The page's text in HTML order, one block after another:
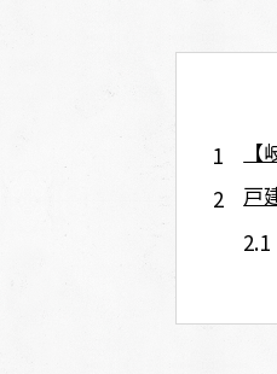
戸
施